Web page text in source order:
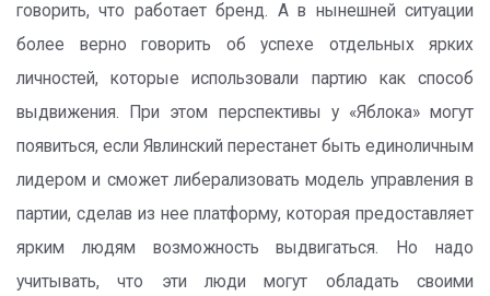
говорить, что работает бренд. А в нынешней ситуации
более верно говорить об успехе отдельных ярких
личностей, которые использовали партию как способ
выдвижения. При этом перспективы у «Яблока» могут
появиться, если Явлинский перестанет быть единоличным
лидером и сможет либерализовать модель управления в
партии, сделав из нее платформу, которая предоставляет
ярким людям возможность выдвигаться. Но надо
учитывать, что эти люди могут обладать своими